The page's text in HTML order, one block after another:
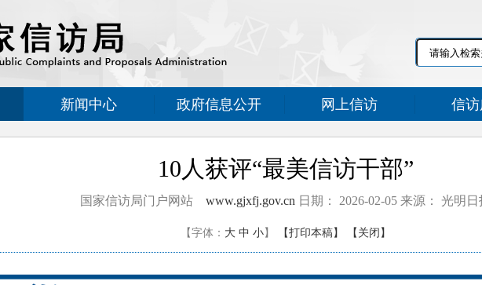
新闻中心 政府信息公开 网上信访 信访
10人获评“最美信访干部”
国家信访局门户网站 www.gjxfj.gov.cn 日期： 2026-02-05 来源： 光明日
【字体： 大 中 小 】 【打印本稿】 【关闭】